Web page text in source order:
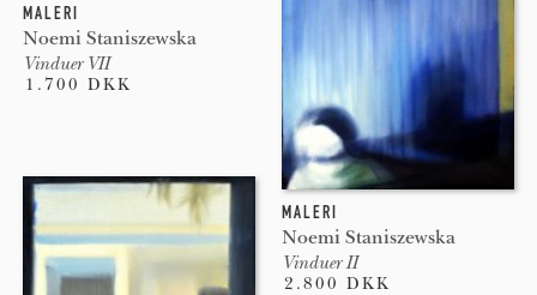
MALERI
Noemi Staniszewska
Vinduer VII
1.700 DKK
MALERI
Noemi Staniszewska
Vinduer II
2.800 DKK